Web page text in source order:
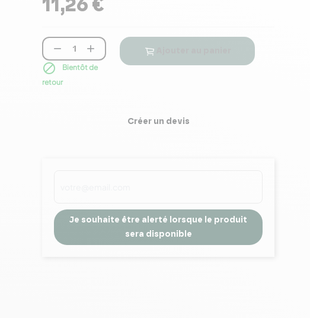
11,26 €
 

Bientôt de
retour
Créer un devis
Je souhaite être alerté lorsque le produit
sera disponible